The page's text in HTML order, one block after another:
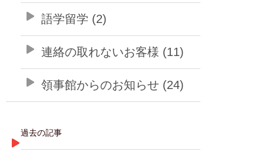
語学留学 (2)
連絡の取れないお客様 (11)
領事館からのお知らせ (24)
過去の記事